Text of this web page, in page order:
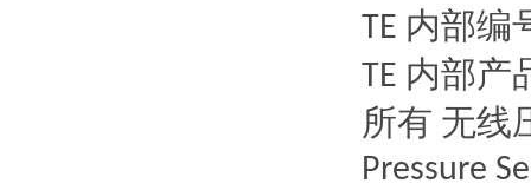
TE 内部编
TE 内部产
所有 无线
Pressure